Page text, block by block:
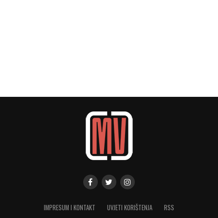
IMPRESUM I KONTAKT UVJETI KORIŠTENJA RSS